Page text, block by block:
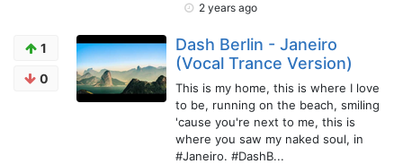
2 years ago
1
0
Dash Berlin - Janeiro
(Vocal Trance Version)
This is my home, this is where I love
to be, running on the beach, smiling
'cause you're next to me, this is
where you saw my naked soul, in
#Janeiro. #DashB...